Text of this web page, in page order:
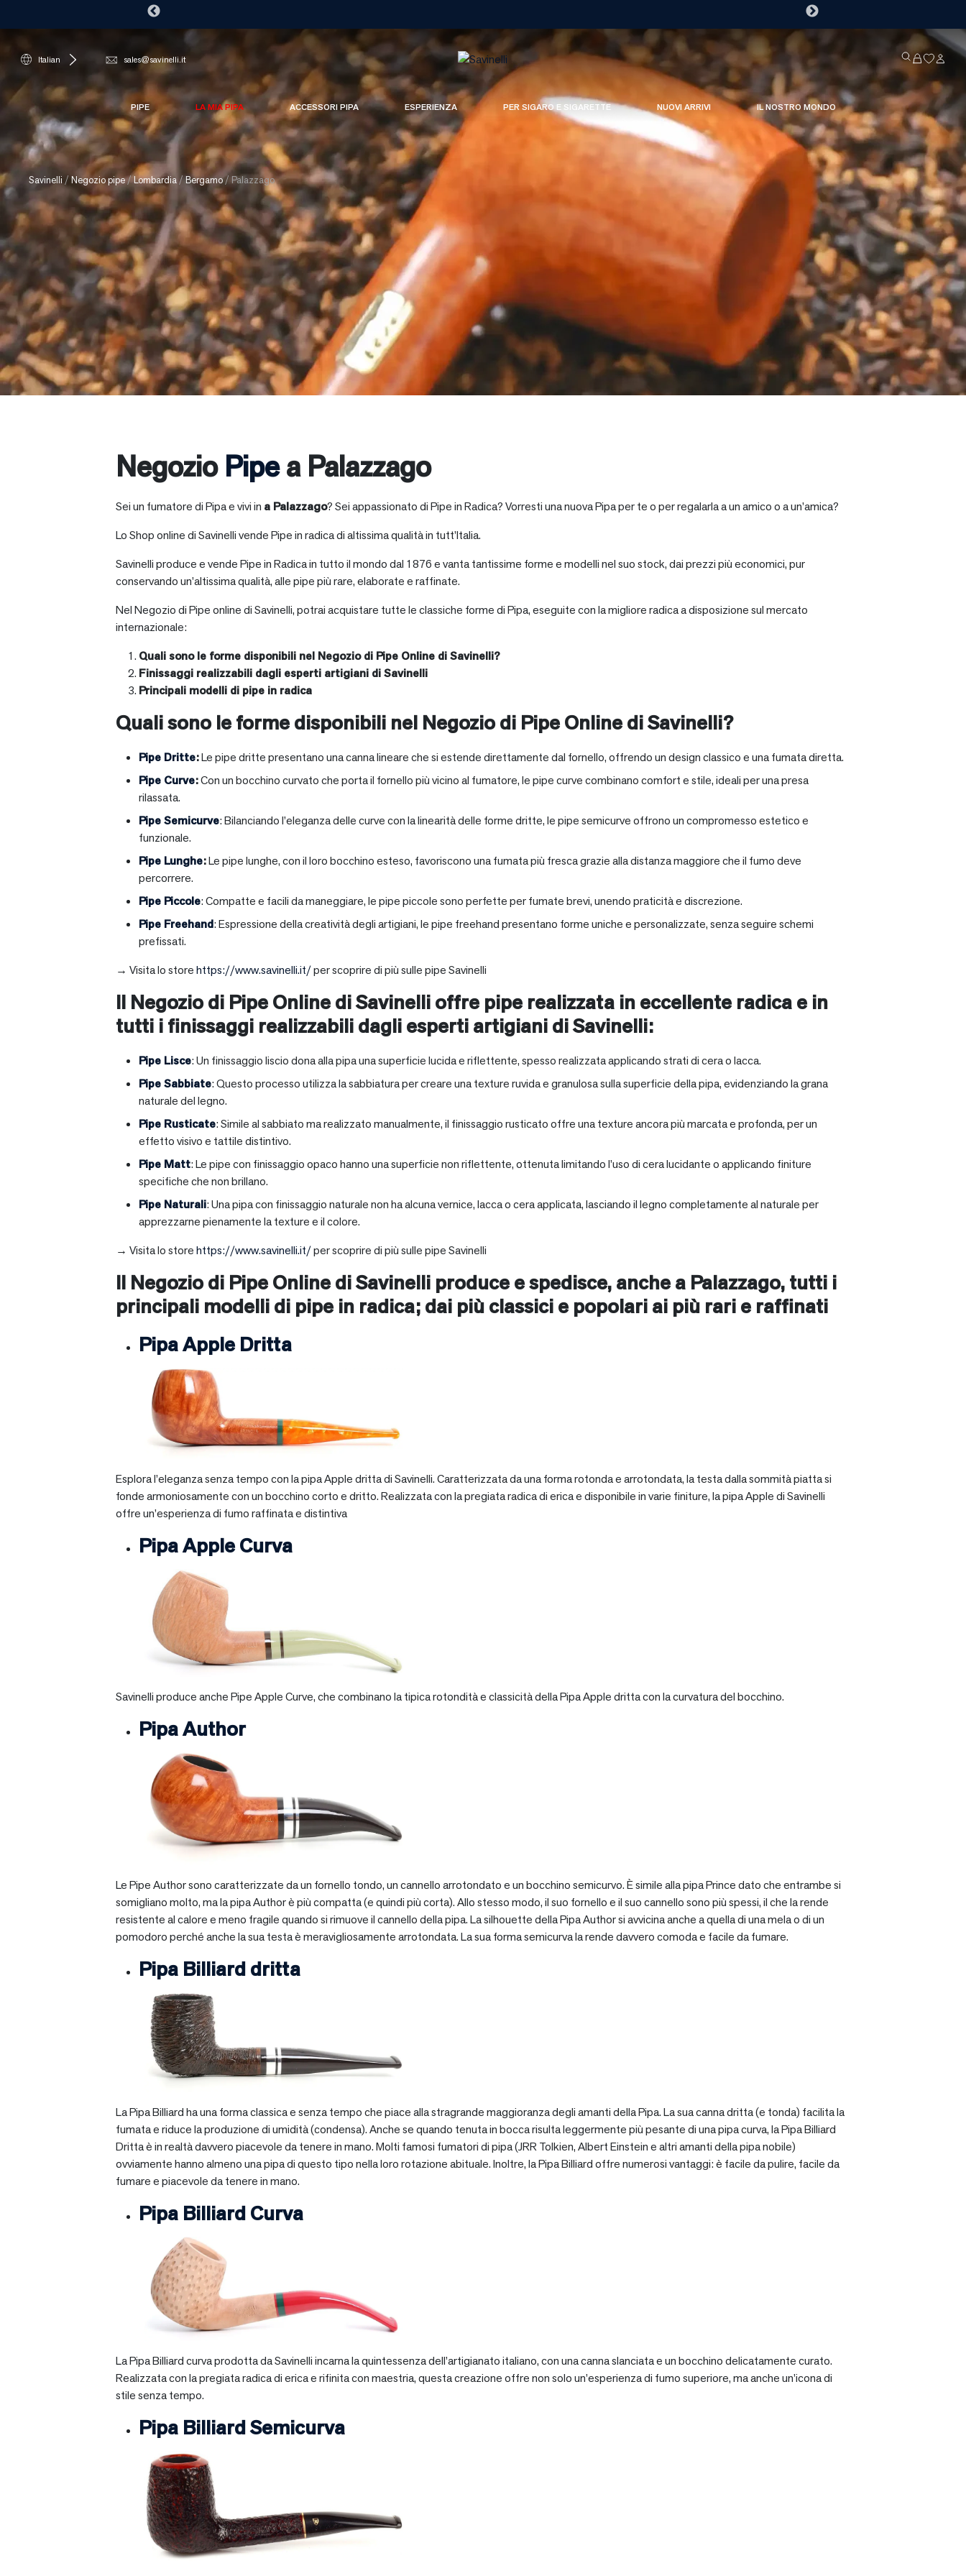
Italian sales@savinelli.it
PIPE LA MIA PIPA ACCESSORI PIPA ESPERIENZA PER SIGARO E SIGARETTE NUOVI ARRIVI IL NOSTRO MONDO
Savinelli / Negozio pipe/Lombardia /Bergamo/ Palazzago
Negozio Pipea Palazzago
Sei un fumatore di Pipa e vivi in a Palazzago? Sei appassionato di Pipe in Radica? Vorresti una nuova Pipa per te o per regalarla a un amico o a un’amica?
Lo Shop online di Savinelli vende Pipe in radica di altissima qualità in tutt’Italia.
Savinelli produce e vende Pipe in Radica in tutto il mondo dal 1876 e vanta tantissime forme e modelli nel suo stock, dai prezzi più economici, pur
conservando un’altissima qualità, alle pipe più rare, elaborate e raffinate.
Nel Negozio di Pipe online di Savinelli, potrai acquistare tutte le classiche forme di Pipa, eseguite con la migliore radica a disposizione sul mercato
internazionale:
Quali sono le forme disponibili nel Negozio di Pipe Online di Savinelli?
Finissaggi realizzabili dagli esperti artigiani di Savinelli
Principali modelli di pipe in radica
Quali sono le forme disponibili nel Negozio di Pipe Online di Savinelli?
Pipe Dritte:Le pipe dritte presentano una canna lineare che si estende direttamente dal fornello, offrendo un design classico e una fumata diretta.
Pipe Curve:Con un bocchino curvato che porta il fornello più vicino al fumatore, le pipe curve combinano comfort e stile, ideali per una presa
rilassata.
Pipe Semicurve: Bilanciando l’eleganza delle curve con la linearità delle forme dritte, le pipe semicurve offrono un compromesso estetico e
funzionale.
Pipe Lunghe:Le pipe lunghe, con il loro bocchino esteso, favoriscono una fumata più fresca grazie alla distanza maggiore che il fumo deve
percorrere.
Pipe Piccole: Compatte e facili da maneggiare, le pipe piccole sono perfette per fumate brevi, unendo praticità e discrezione.
Pipe Freehand: Espressione della creatività degli artigiani, le pipe freehand presentano forme uniche e personalizzate, senza seguire schemi
prefissati.
→ Visita lo storehttps://www.savinelli.it/per scoprire di più sulle pipe Savinelli
Il Negozio di Pipe Online di Savinelli offre pipe realizzata in eccellente radica e in
tutti i finissaggi realizzabili dagli esperti artigiani di Savinelli:
Pipe Lisce: Un finissaggio liscio dona alla pipa una superficie lucida e riflettente, spesso realizzata applicando strati di cera o lacca.
Pipe Sabbiate: Questo processo utilizza la sabbiatura per creare una texture ruvida e granulosa sulla superficie della pipa, evidenziando la grana
naturale del legno.
Pipe Rusticate: Simile al sabbiato ma realizzato manualmente, il finissaggio rusticato offre una texture ancora più marcata e profonda, per un
effetto visivo e tattile distintivo.
Pipe Matt: Le pipe con finissaggio opaco hanno una superficie non riflettente, ottenuta limitando l’uso di cera lucidante o applicando finiture
specifiche che non brillano.
Pipe Naturali: Una pipa con finissaggio naturale non ha alcuna vernice, lacca o cera applicata, lasciando il legno completamente al naturale per
apprezzarne pienamente la texture e il colore.
→ Visita lo storehttps://www.savinelli.it/per scoprire di più sulle pipe Savinelli
Il Negozio di Pipe Online di Savinelli produce e spedisce, anche a Palazzago, tutti i
principali modelli di pipe in radica; dai più classici e popolari ai più rari e raffinati
Pipa Apple Dritta
Esplora l’eleganza senza tempo con la pipa Apple dritta di Savinelli. Caratterizzata da una forma rotonda e arrotondata, la testa dalla sommità piatta si
fonde armoniosamente con un bocchino corto e dritto. Realizzata con la pregiata radica di erica e disponibile in varie finiture, la pipa Apple di Savinelli
offre un’esperienza di fumo raffinata e distintiva
Pipa Apple Curva
Savinelli produce anche Pipe Apple Curve, che combinano la tipica rotondità e classicità della Pipa Apple dritta con la curvatura del bocchino.
Pipa Author
Le Pipe Author sono caratterizzate da un fornello tondo, un cannello arrotondato e un bocchino semicurvo. È simile alla pipa Prince dato che entrambe si
somigliano molto, ma la pipa Author è più compatta (e quindi più corta). Allo stesso modo, il suo fornello e il suo cannello sono più spessi, il che la rende
resistente al calore e meno fragile quando si rimuove il cannello della pipa. La silhouette della Pipa Author si avvicina anche a quella di una mela o di un
pomodoro perché anche la sua testa è meravigliosamente arrotondata. La sua forma semicurva la rende davvero comoda e facile da fumare.
Pipa Billiard dritta
La Pipa Billiard ha una forma classica e senza tempo che piace alla stragrande maggioranza degli amanti della Pipa. La sua canna dritta (e tonda) facilita la
fumata e riduce la produzione di umidità (condensa). Anche se quando tenuta in bocca risulta leggermente più pesante di una pipa curva, la Pipa Billiard
Dritta è in realtà davvero piacevole da tenere in mano. Molti famosi fumatori di pipa (JRR Tolkien, Albert Einstein e altri amanti della pipa nobile)
ovviamente hanno almeno una pipa di questo tipo nella loro rotazione abituale. Inoltre, la Pipa Billiard offre numerosi vantaggi: è facile da pulire, facile da
fumare e piacevole da tenere in mano.
Pipa Billiard Curva
La Pipa Billiard curva prodotta da Savinelli incarna la quintessenza dell’artigianato italiano, con una canna slanciata e un bocchino delicatamente curato.
Realizzata con la pregiata radica di erica e rifinita con maestria, questa creazione offre non solo un’esperienza di fumo superiore, ma anche un’icona di
stile senza tempo.
Pipa Billiard Semicurva